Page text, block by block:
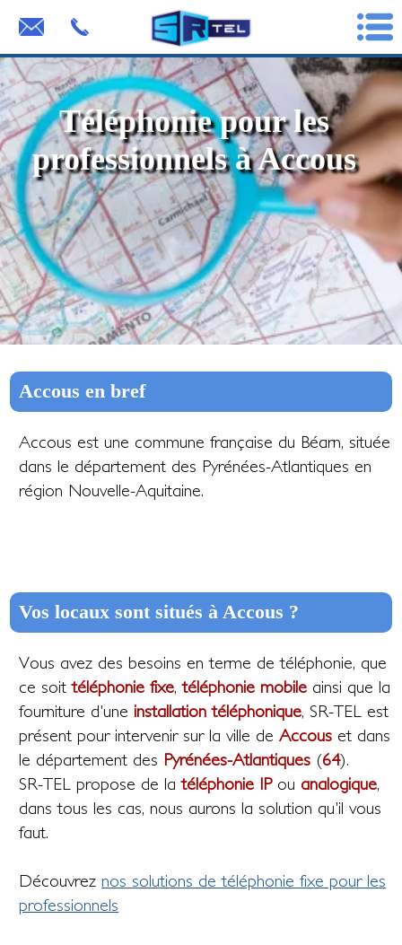
Téléphonie pour les
professionnels à Accous
Accous en bref
Accous est une commune française du Béarn, située
dans le département des Pyrénées-Atlantiques en
région Nouvelle-Aquitaine.
Vos locaux sont situés à Accous ?
Vous avez des besoins en terme de téléphonie, que
ce soittéléphonie fixe,téléphonie mobile ainsi que la
fourniture d'une installation téléphonique, SR-TEL est
présent pour intervenir sur la ville deAccous et dans
le département des Pyrénées-Atlantiques (64).
SR-TEL propose de latéléphonie IPou analogique,
dans tous les cas, nous aurons la solution qu'il vous
faut.
Découvrez nos solutions de téléphonie fixe pour les
professionnels